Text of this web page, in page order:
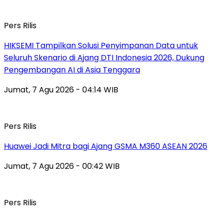
Pers Rilis
HIKSEMI Tampilkan Solusi Penyimpanan Data untuk
Seluruh Skenario di Ajang DTI Indonesia 2026, Dukung
Pengembangan AI di Asia Tenggara
Jumat, 7 Agu 2026 - 04:14 WIB
Pers Rilis
Huawei Jadi Mitra bagi Ajang GSMA M360 ASEAN 2026
Jumat, 7 Agu 2026 - 00:42 WIB
Pers Rilis